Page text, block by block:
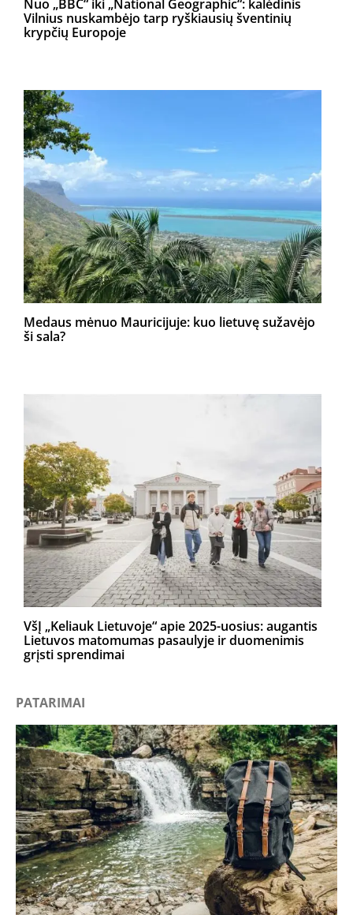
Nuo „BBC“ iki „National Geographic“: kalėdinis
Vilnius nuskambėjo tarp ryškiausių šventinių
krypčių Europoje
Medaus mėnuo Mauricijuje: kuo lietuvę sužavėjo
ši sala?
VšĮ „Keliauk Lietuvoje“ apie 2025-uosius: augantis
Lietuvos matomumas pasaulyje ir duomenimis
grįsti sprendimai
PATARIMAI